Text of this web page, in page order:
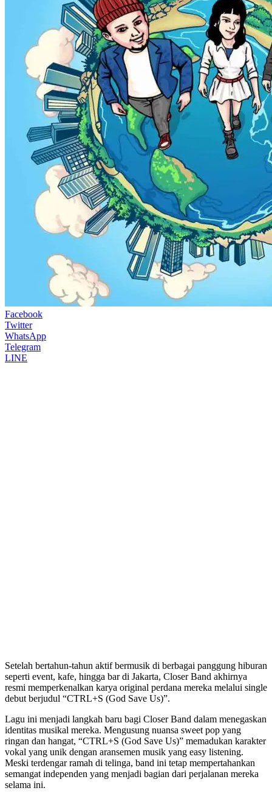
Facebook
Twitter
WhatsApp
Telegram
LINE
Setelah bertahun-tahun aktif bermusik di berbagai panggung hiburan
seperti event, kafe, hingga bar di Jakarta, Closer Band akhirnya
resmi memperkenalkan karya original perdana mereka melalui single
debut berjudul “CTRL+S (God Save Us)”.
Lagu ini menjadi langkah baru bagi Closer Band dalam menegaskan
identitas musikal mereka. Mengusung nuansa sweet pop yang
ringan dan hangat, “CTRL+S (God Save Us)” memadukan karakter
vokal yang unik dengan aransemen musik yang easy listening.
Meski terdengar ramah di telinga, band ini tetap mempertahankan
semangat independen yang menjadi bagian dari perjalanan mereka
selama ini.